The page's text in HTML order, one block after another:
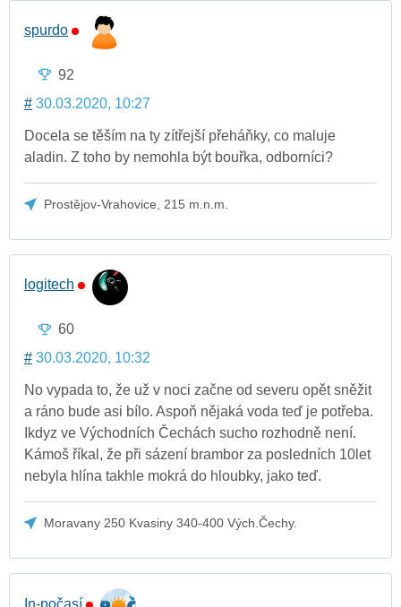
spurdo
92
# 30.03.2020, 10:27
Docela se těším na ty zítřejší přeháňky, co maluje
aladin. Z toho by nemohla být bouřka, odborníci?
Prostějov-Vrahovice, 215 m.n.m.
logitech
60
# 30.03.2020, 10:32
No vypada to, že už v noci začne od severu opět sněžit
a ráno bude asi bílo. Aspoň nějaká voda teď je potřeba.
Ikdyz ve Východních Čechách sucho rozhodně není.
Kámoš říkal, že při sázení brambor za posledních 10let
nebyla hlína takhle mokrá do hloubky, jako teď.
Moravany 250 Kvasiny 340-400 Vých.Čechy.
In-počasí